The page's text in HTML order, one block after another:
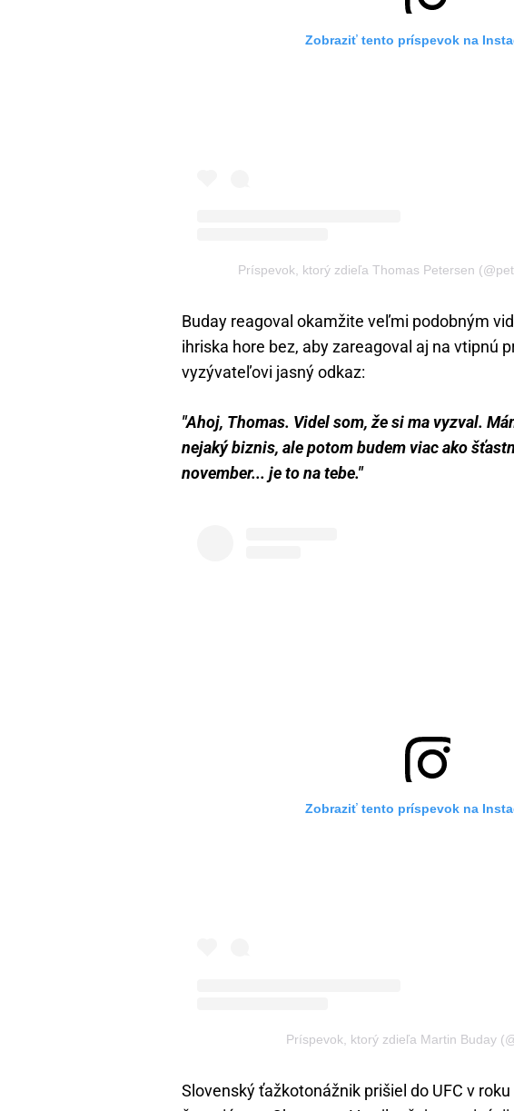
Zobraziť tento príspevok na
Príspevok, ktorý zdieľa Thomas Petersen
Buday reagoval okamžite veľmi podobným
ihriska hore bez, aby zareagoval aj na vtipnú
vyzývateľovi jasný odkaz:
"Ahoj, Thomas. Videl som, že si ma vyzval.
nejaký biznis, ale potom budem viac ako
november... je to na tebe."
Zobraziť tento príspevok na
Príspevok, ktorý zdieľa Martin Buday
Slovenský ťažkotonážnik prišiel do UFC v